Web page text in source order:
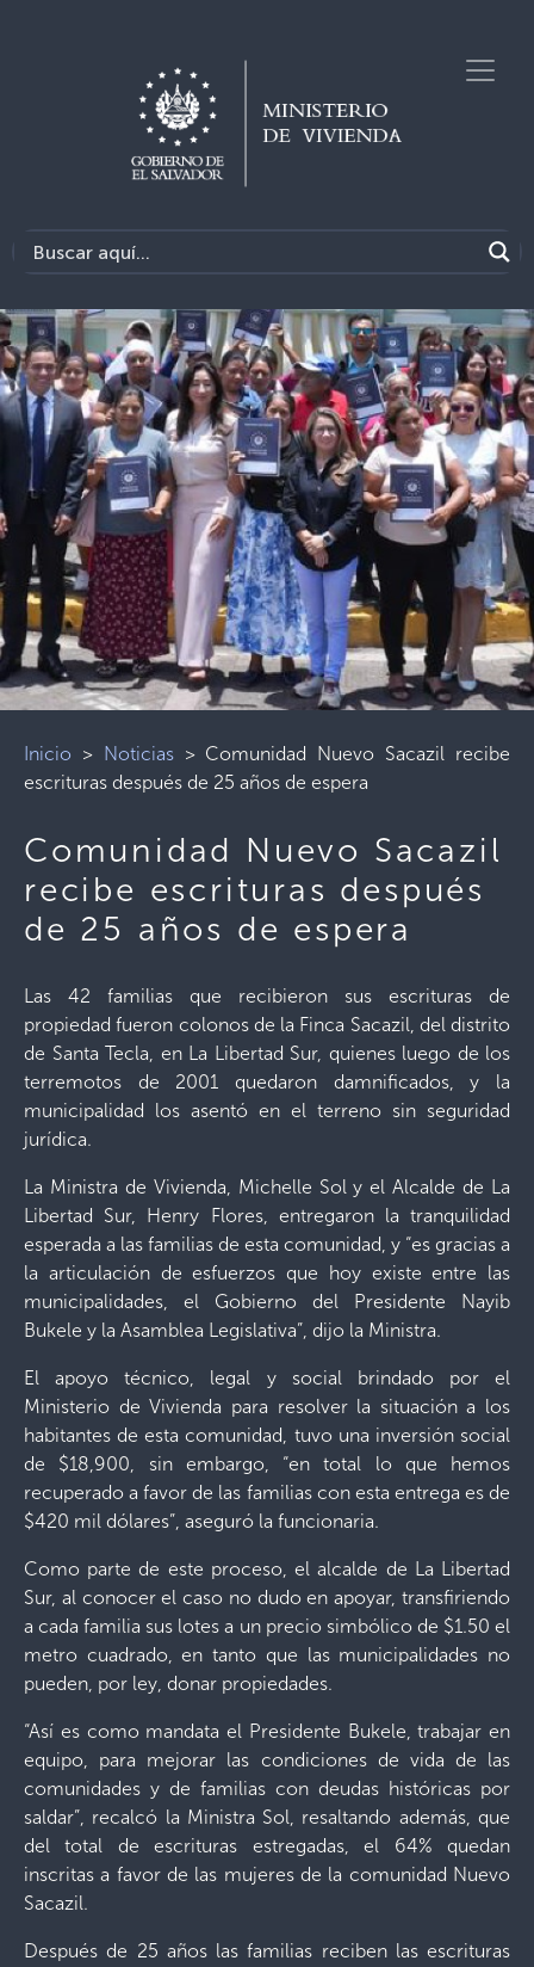
Inicio > Noticias> Comunidad Nuevo Sacazil recibe
escrituras después de 25 años de espera
Comunidad Nuevo Sacazil
recibe escrituras después
de 25 años de espera
Las 42 familias que recibieron sus escrituras de
propiedad fueron colonos de la Finca Sacazil, del distrito
de Santa Tecla, en La Libertad Sur, quienes luego de los
terremotos de 2001 quedaron damnificados, y la
municipalidad los asentó en el terreno sin seguridad
jurídica.
La Ministra de Vivienda, Michelle Sol y el Alcalde de La
Libertad Sur, Henry Flores, entregaron la tranquilidad
esperada a las familias de esta comunidad, y “es gracias a
la articulación de esfuerzos que hoy existe entre las
municipalidades, el Gobierno del Presidente Nayib
Bukele y la Asamblea Legislativa”, dijo la Ministra.
El apoyo técnico, legal y social brindado por el
Ministerio de Vivienda para resolver la situación a los
habitantes de esta comunidad, tuvo una inversión social
de $18,900, sin embargo, “en total lo que hemos
recuperado a favor de las familias con esta entrega es de
$420 mil dólares”, aseguró la funcionaria.
Como parte de este proceso, el alcalde de La Libertad
Sur, al conocer el caso no dudo en apoyar, transfiriendo
a cada familia sus lotes a un precio simbólico de $1.50 el
metro cuadrado, en tanto que las municipalidades no
pueden, por ley, donar propiedades.
“Así es como mandata el Presidente Bukele, trabajar en
equipo, para mejorar las condiciones de vida de las
comunidades y de familias con deudas históricas por
saldar”, recalcó la Ministra Sol, resaltando además, que
del total de escrituras estregadas, el 64% quedan
inscritas a favor de las mujeres de la comunidad Nuevo
Sacazil.
Después de 25 años las familias reciben las escrituras